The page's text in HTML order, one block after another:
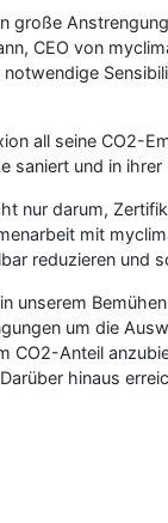
große
CEO von
all seine CO2-
saniert und in
nur darum,
mit
reduzieren und
unserem
um die
CO2-Anteil
hinaus